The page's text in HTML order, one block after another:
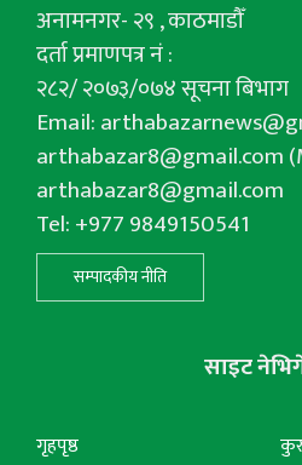
अनामनगर- २९ , काठमाडौँ
दर्ता प्रमाणपत्र नं :
२८२/ २०७३/०७४ सूचना बिभाग
Email:
arthabazar8@gmail.com
arthabazar8@gmail.com
Tel: +977 9849150541
सम्पादकीय नीति
साइट
गृहपृष्ठ